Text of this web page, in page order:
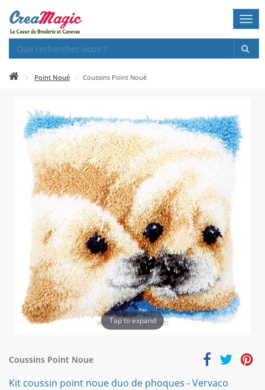
Point Noué Coussins Point Noué
Tap to expand
Coussins Point Noue
Kit coussin point noue duo de phoques - Vervaco